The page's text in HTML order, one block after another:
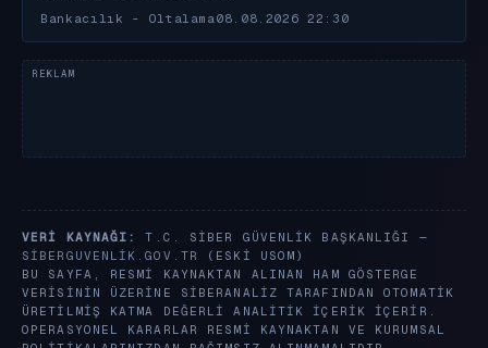
Bankacılık - Oltalama 08.08.2026 22:30
VERI KAYNAĞI:
T.C. SIBER GÜVENLIK BAŞKANLIĞI —
SIBERGUVENLIK.GOV.TR
(ESKI USOM)
BU SAYFA, RESMI KAYNAKTAN ALINAN HAM GÖSTERGE
VERISININ ÜZERINE SIBERANALIZ TARAFINDAN OTOMATIK
ÜRETILMIŞ KATMA DEĞERLI ANALITIK IÇERIK IÇERIR.
OPERASYONEL KARARLAR RESMI KAYNAKTAN VE KURUMSAL